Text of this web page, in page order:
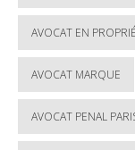
AVOCAT EN
AVOCAT MARQUE
AVOCAT PENAL